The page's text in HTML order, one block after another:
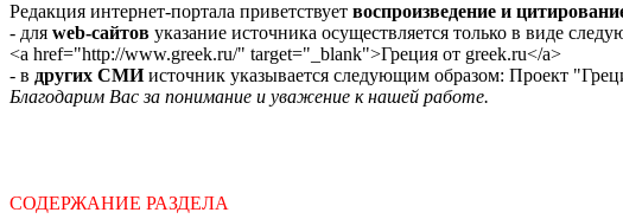
Редакция интернет-портала приветствует воспроизведение и
- для web-сайтов указание источника осуществляется только в виде
<a href="http://www.greek.ru/" target="_blank">Греция от greek.ru</a>
- в других СМИисточник указывается следующим образом: Проект
Благодарим Вас за понимание и уважение к нашей работе.
СОДЕРЖАНИЕ РАЗДЕЛА